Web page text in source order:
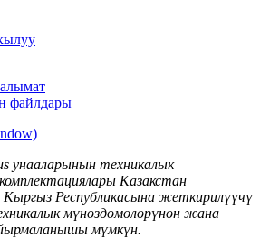
файлдары
унааларынын техникалык
Казакстан
Республикасына жеткирилүүчү
мүнөздөмөлөрүнөн жана
мүмкүн.